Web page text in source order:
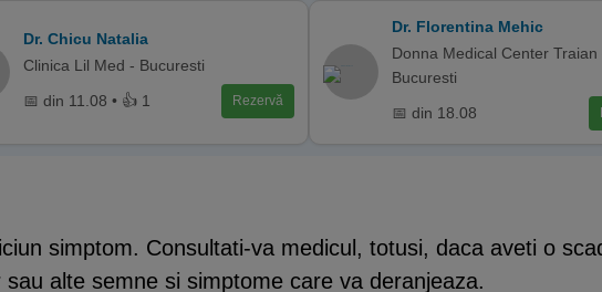
Dr. Chicu Natalia
Clinica Lil Med - Bucuresti
📅 din 11.08 • 👍 1 Rezervă
Dr. Florentina Mehic
Donna Medical Center Traian
Bucuresti
📅 din 18.08
simptom. Consultati-va medicul, totusi, daca aveti o
sau alte semne si simptome care va deranjeaza.